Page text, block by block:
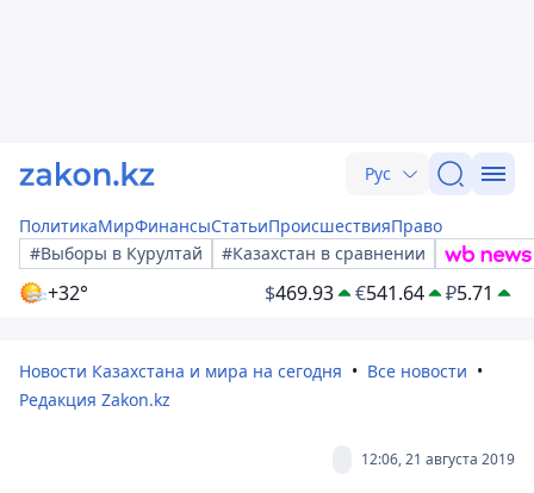
Рус
ПолитикаМирФинансыСтатьиПроисшествияПраво
#Выборы в Курултай
#Казахстан в сравнении
+32° $469.93 €541.64 ₽5.71
Новости Казахстана и мира на сегодня
Все новости
Редакция Zakon.kz
12:06, 21 августа 2019